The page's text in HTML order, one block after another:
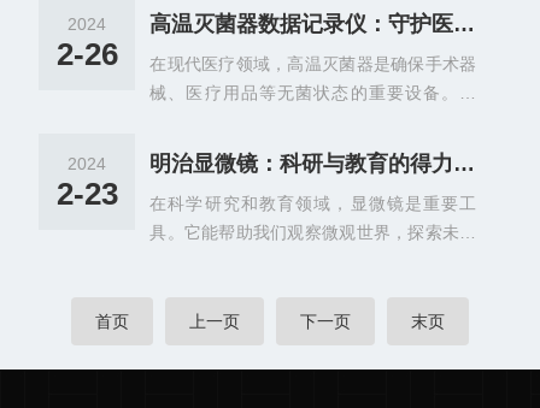
参数的智能设备。通过将这些数据精确记录
提供可靠的依据。数据记录仪的应用，使得
灭菌过程的监控不再仅仅依赖于人工观察和
定可靠的性能，成为了众多实验室和工业领
域的宠。稳定性：新光天平在设计上充分考
虑了结构的稳定性和耐用性。它采用优质的
材料和先进的制造工艺，确保了在长时间使
材料的疲劳或结构的变形而影响测量准确
制系统，能够自动调整内部温度，避免因外
界温度变化对测量结果产生干扰。可靠性：
2024
2-26
高温灭菌器数据记录仪：守护医疗安全的关键
在现代医疗领域，高温灭菌器是确保手术器
械、医疗用品等无菌状态的重要设备。然
高温灭菌器数据记录仪便成为了守护医疗安
全的关键。一、工作原理高温灭菌器数据记
录仪通过内置的传感器和记录系统，实时监
测灭菌器内的温度、压力和时间等关键参
的变化详细记录下来，为后续的质量分析提
2024
2-23
明治显微镜：科研与教育的得力助手
在科学研究和教育领域，显微镜是重要工
具。它能帮助我们观察微观世界，探索未知
高分辨率：采用先进的成像技术，具有高分
首页 上一页 下一页 末页